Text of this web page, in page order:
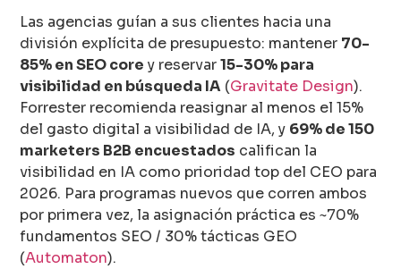
Las agencias guían a sus clientes hacia una
división explícita de presupuesto: mantener 70-
85% en SEO core y reservar15-30% para
visibilidad en búsqueda IA (Gravitate Design).
Forrester recomienda reasignar al menos el 15%
del gasto digital a visibilidad de IA, y 69% de 150
marketers B2B encuestados califican la
visibilidad en IA como prioridad top del CEO para
2026. Para programas nuevos que corren ambos
por primera vez, la asignación práctica es ~70%
fundamentos SEO / 30% tácticas GEO
(Automaton).